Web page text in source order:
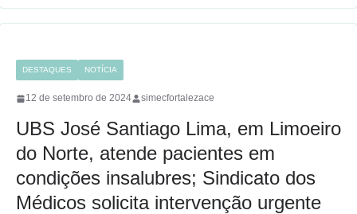
k
p
m
DESTAQUES NOTÍCIA
12 de setembro de 2024 simecfortalezace
UBS José Santiago Lima, em Limoeiro
do Norte, atende pacientes em
condições insalubres; Sindicato dos
Médicos solicita intervenção urgente